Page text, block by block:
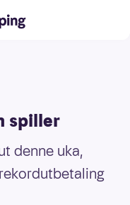
spiller
denne uka,